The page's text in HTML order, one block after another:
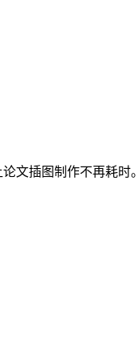
文插图制作不再耗时。